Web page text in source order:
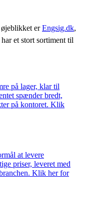
erEngsig.dk,
et stort sortiment til
på lager, klar til
spænder bredt,
på kontoret. Klik
at levere
priser, leveret med
Klik her for